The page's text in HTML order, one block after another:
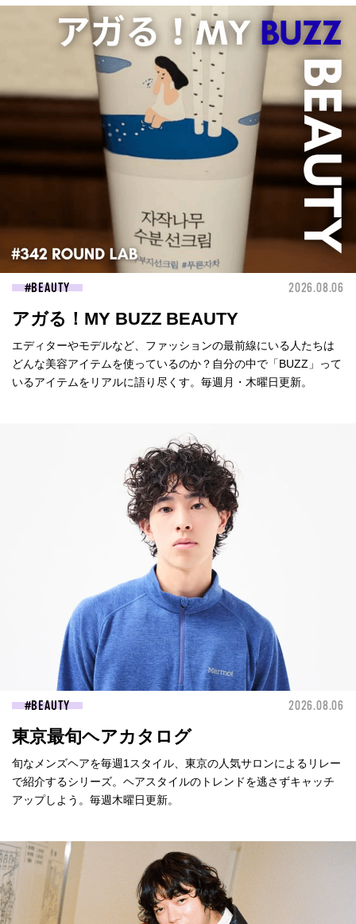
BEAUTY 2026.08.06
アガる！MY BUZZ BEAUTY
エディターやモデルなど、ファッションの最前線にいる人たちは
どんな美容アイテムを使っているのか？自分の中で「BUZZ」って
いるアイテムをリアルに語り尽くす。毎週月・木曜日更新。
BEAUTY 2026.08.06
東京最旬ヘアカタログ
旬なメンズヘアを毎週1スタイル、東京の人気サロンによるリレー
で紹介するシリーズ。ヘアスタイルのトレンドを逃さずキャッチ
アップしよう。毎週木曜日更新。